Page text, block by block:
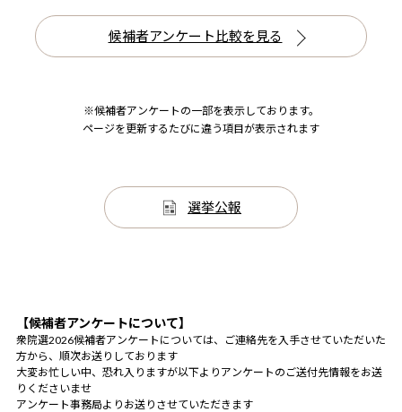
候補者アンケート比較を見る
※候補者アンケートの一部を表示しております。
ページを更新するたびに違う項目が表示されます
選挙公報
【候補者アンケートについて】
衆院選2026候補者アンケートについては、ご連絡先を入手させていただいた
方から、順次お送りしております
大変お忙しい中、恐れ入りますが以下よりアンケートのご送付先情報をお送
りくださいませ
アンケート事務局よりお送りさせていただきます